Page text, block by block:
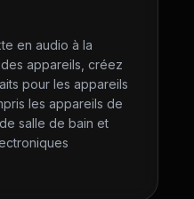
en audio à la
appareils, créez
pour les appareils
les appareils de
salle de bain et